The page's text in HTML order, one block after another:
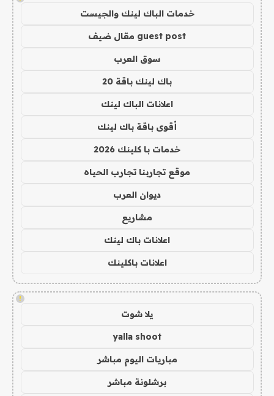
خدمات الباك لينك والجيست
guest post مقال ضيف
سوق العرب
باك لينك باقة 20
اعلانات الباك لينك
أقوى باقة باك لينك
خدمات با كلينك 2026
موقع تجاربنا تجارب الحياه
ديوان العرب
مشاريع
اعلانات باك لينك
اعلانات باكلينك
!
يلا شوت
yalla shoot
مباريات اليوم مباشر
برشلونة مباشر